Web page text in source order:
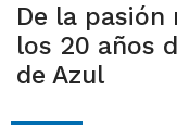
De la
los 20 años
de Azul